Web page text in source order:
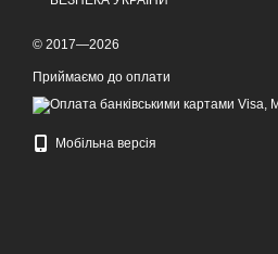
© 2017—2026
Приймаємо до оплати
Мобільна версія